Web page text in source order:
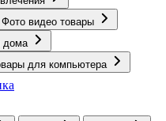
Фото видео товары
дома
для компьютера